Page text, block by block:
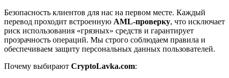
Безопасность клиентов для нас на первом месте. Каждый
перевод проходит встроенную AML-проверку, что исключает
риск использования «грязных» средств и гарантирует
прозрачность операций. Мы строго соблюдаем правила и
обеспечиваем защиту персональных данных пользователей.
Почему выбирают CryptoLavka.com: